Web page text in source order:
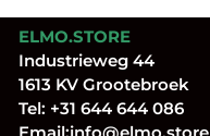
ELMO.STORE
Industrieweg 44
1613 KV Grootebroek
Tel: +31 644 644 086